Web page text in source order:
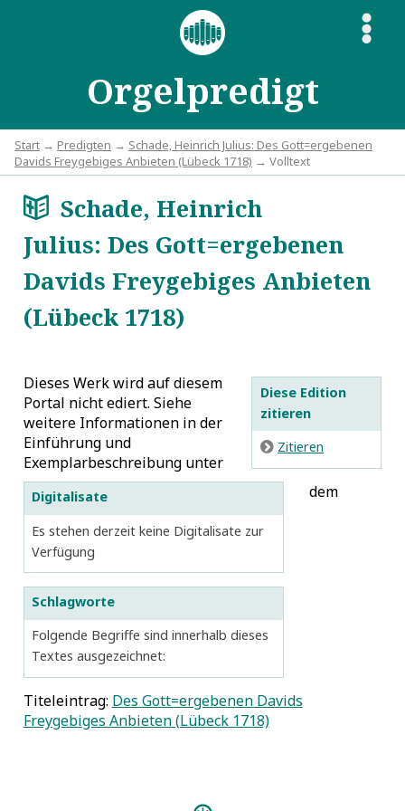
Orgelpredigt
S
Start → Predigten → Schade, Heinrich Julius: Des Gott=ergebenen
Davids Freygebiges Anbieten (Lübeck 1718) → Volltext
aSchade, Heinrich
Julius: Des Gott=ergebenen
Davids Freygebiges Anbieten
(Lübeck 1718)
Diese Edition
zitieren
E Zitieren
Digitalisate
Es stehen derzeit keine Digitalisate zur
Verfügung
Schlagworte
Folgende Begriffe sind innerhalb dieses
Textes ausgezeichnet:
Dieses Werk wird auf diesem
Portal nicht ediert. Siehe
weitere Informationen in der
Einführung und
Exemplarbeschreibung unter
dem
Titeleintrag: Des Gott=ergebenen Davids
Freygebiges Anbieten (Lübeck 1718)